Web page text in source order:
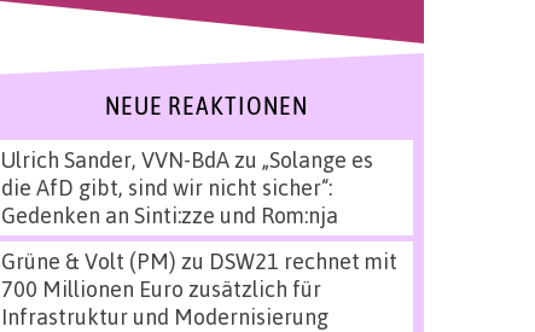
NEUE REAKTIONEN
Ulrich Sander, VVN-BdAzu „Solange es
die AfD gibt, sind wir nicht sicher“:
Gedenken an Sinti:zze und Rom:nja
Grüne & Volt (PM) zu DSW21 rechnet mit
700 Millionen Euro zusätzlich für
Infrastruktur und Modernisierung